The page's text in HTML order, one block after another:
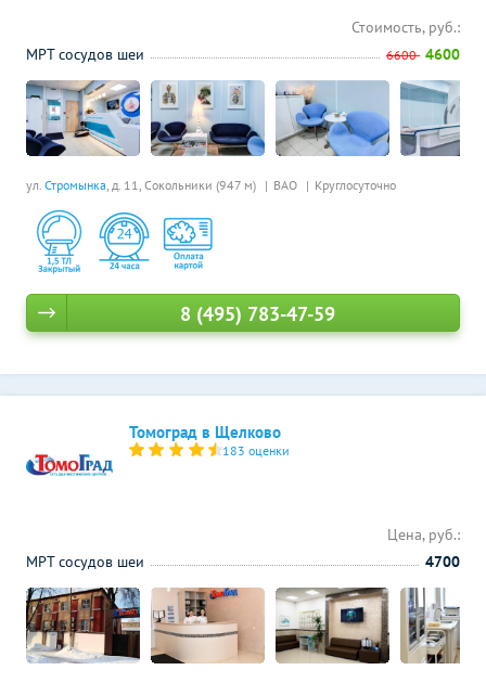
ул. Стромынка, д. 11, Сокольники (947 м) ВАО Круглосуточно
Стоимость, руб.:
МРТ сосудов шеи
6600 4600
8 (495) 783-47-59
Томоград в Щелково
183 оценки
Цена, руб.:
МРТ сосудов шеи
4700